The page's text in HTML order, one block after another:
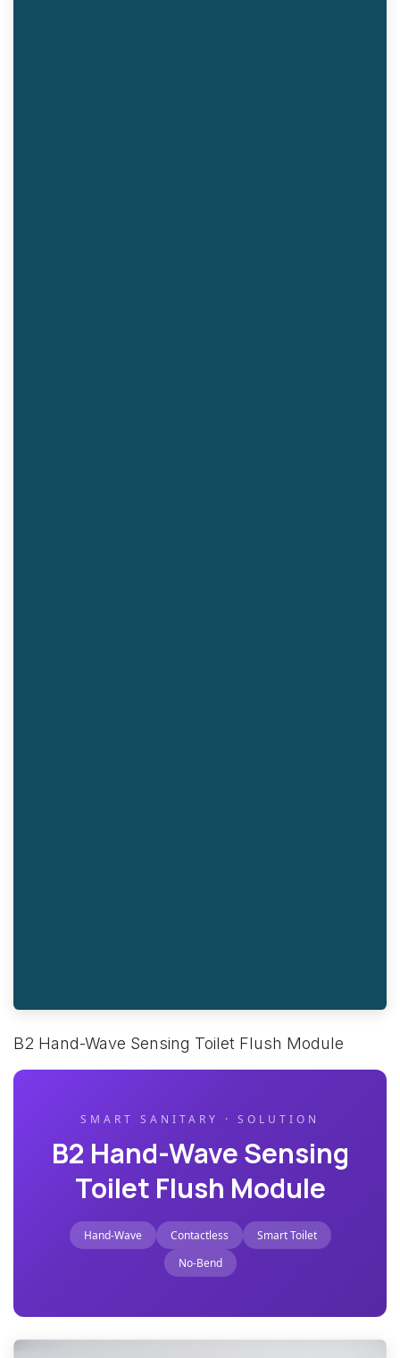
B2 Hand-Wave Sensing Toilet Flush Module
SMART SANITARY · SOLUTION
B2 Hand-Wave Sensing
Toilet Flush Module
Hand-Wave Contactless
Smart Toilet
No-Bend